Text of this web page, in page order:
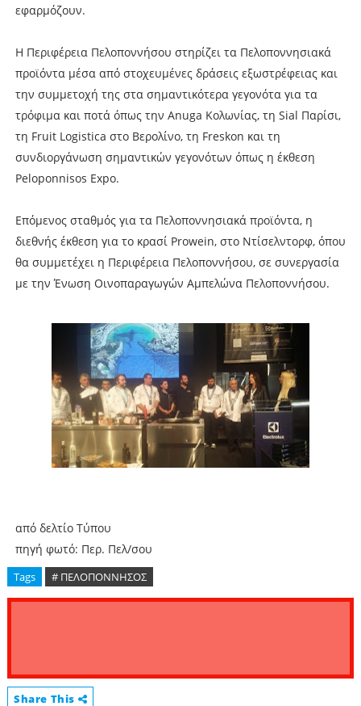
εφαρμόζουν.
Η Περιφέρεια Πελοποννήσου στηρίζει τα Πελοποννησιακά
προϊόντα μέσα από στοχευμένες δράσεις εξωστρέφειας και
την συμμετοχή της στα σημαντικότερα γεγονότα για τα
τρόφιμα και ποτά όπως την Anuga Κολωνίας, τη Sial Παρίσι,
τη Fruit Logistica στο Βερολίνο, τη Freskon και τη
συνδιοργάνωση σημαντικών γεγονότων όπως η έκθεση
Peloponnisos Expo.
Επόμενος σταθμός για τα Πελοποννησιακά προϊόντα, η
διεθνής έκθεση για το κρασί Prowein, στο Ντίσελντορφ, όπου
θα συμμετέχει η Περιφέρεια Πελοποννήσου, σε συνεργασία
με την Ένωση Οινοπαραγωγών Αμπελώνα Πελοποννήσου.
από δελτίο Τύπου
πηγή φωτό: Περ. Πελ/σου
Tags # ΠΕΛΟΠΟΝΝΗΣΟΣ
Share This